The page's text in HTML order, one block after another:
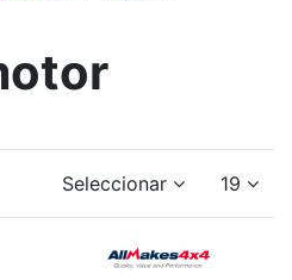
Seleccionar 19